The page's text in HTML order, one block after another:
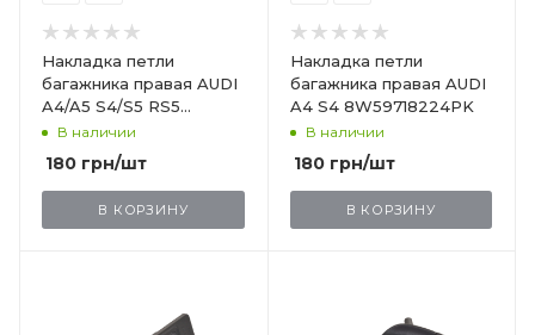
Накладка петли
багажника правая AUDI
A4/A5 S4/S5 RS5
8W58641364PK
В наличии
180 грн/шт
В КОРЗИНУ
Накладка петли
багажника правая AUDI
A4 S4 8W59718224PK
В наличии
180грн/шт
В КОРЗИНУ